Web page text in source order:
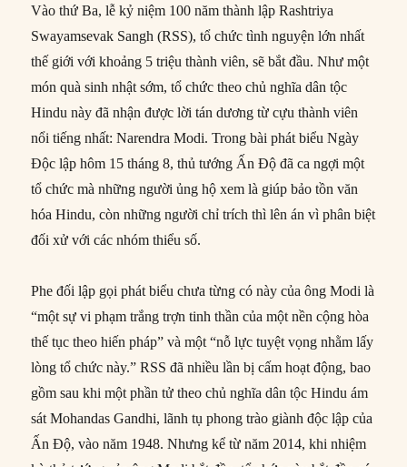
Vào thứ Ba, lễ kỷ niệm 100 năm thành lập Rashtriya
Swayamsevak Sangh (RSS), tổ chức tình nguyện lớn nhất
thế giới với khoảng 5 triệu thành viên, sẽ bắt đầu. Như một
món quà sinh nhật sớm, tổ chức theo chủ nghĩa dân tộc
Hindu này đã nhận được lời tán dương từ cựu thành viên
nổi tiếng nhất: Narendra Modi. Trong bài phát biểu Ngày
Độc lập hôm 15 tháng 8, thủ tướng Ấn Độ đã ca ngợi một
tổ chức mà những người ủng hộ xem là giúp bảo tồn văn
hóa Hindu, còn những người chỉ trích thì lên án vì phân biệt
đối xử với các nhóm thiểu số.
Phe đối lập gọi phát biểu chưa từng có này của ông Modi là
“một sự vi phạm trắng trợn tinh thần của một nền cộng hòa
thế tục theo hiến pháp” và một “nỗ lực tuyệt vọng nhằm lấy
lòng tổ chức này.” RSS đã nhiều lần bị cấm hoạt động, bao
gồm sau khi một phần tử theo chủ nghĩa dân tộc Hindu ám
sát Mohandas Gandhi, lãnh tụ phong trào giành độc lập của
Ấn Độ, vào năm 1948. Nhưng kể từ năm 2014, khi nhiệm